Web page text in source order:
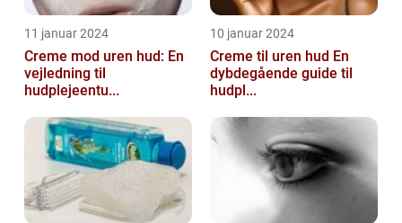
11 januar 2024
Creme mod uren hud: En
vejledning til
hudplejeentu...
10 januar 2024
Creme til uren hud En
dybdegående guide til
hudpl...